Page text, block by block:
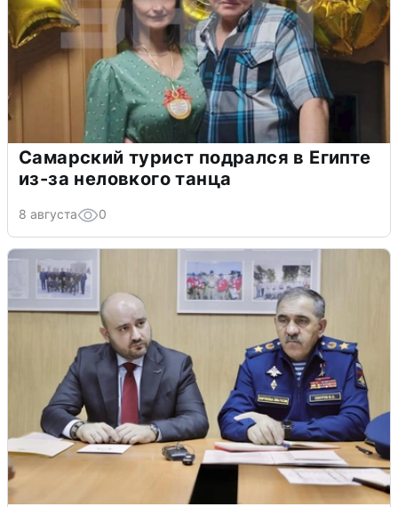
Самарский турист подрался в Египте
из-за неловкого танца
8 августа 0